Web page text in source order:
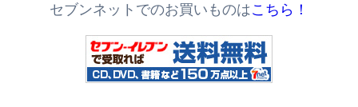
セブンネットでのお買いものはこちら！